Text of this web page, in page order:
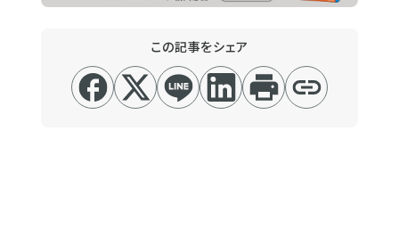
この記事をシェア